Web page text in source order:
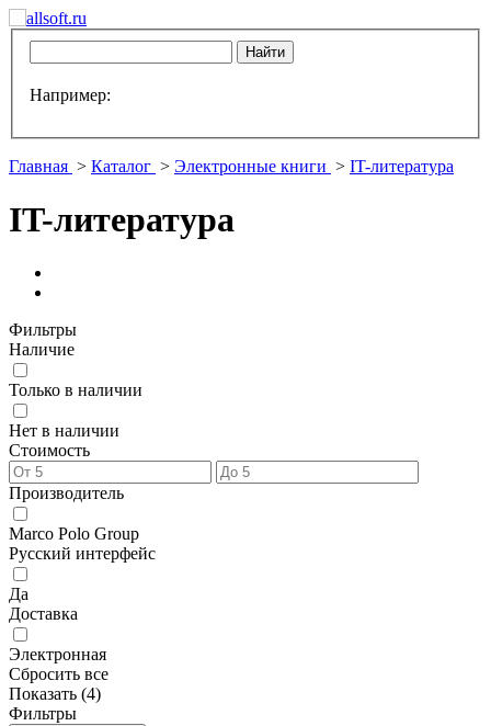
Например:
Главная > Каталог > Электронные книги > IT-литература
IT-литература
Фильтры
Наличие
Только в наличии
Нет в наличии
Стоимость
Производитель
Marco Polo Group
Русский интерфейс
Да
Доставка
Электронная
Сбросить все
Показать (4)
Фильтры